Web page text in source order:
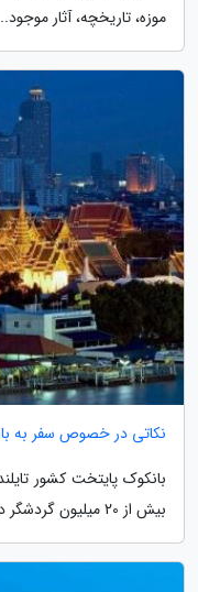
موزه، تاریخچه، آثار
نکاتی در خصوص سفر به
بانکوک پایتخت کشور
بیش از 20 میلیون گردشگر در سال به حساب می آید.